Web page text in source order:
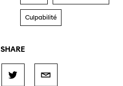
Culpabilité
SHARE